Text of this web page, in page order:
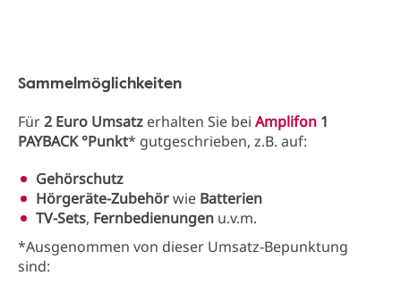
Sammelmöglichkeiten
Für2 Euro Umsatz erhalten Sie bei Amplifon 1
PAYBACK °Punkt* gutgeschrieben, z.B. auf:
Gehörschutz
Hörgeräte-Zubehörwie Batterien
TV-Sets, Fernbedienungen u.v.m.
*Ausgenommen von dieser Umsatz-Bepunktung
sind: